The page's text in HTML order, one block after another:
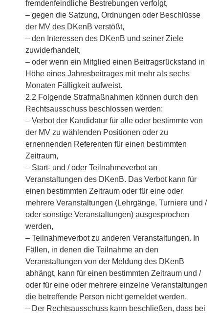
fremdenfeindliche Bestrebungen verfolgt,
– gegen die Satzung, Ordnungen oder Beschlüsse
der MV des DKenB verstößt,
– den Interessen des DKenB und seiner Ziele
zuwiderhandelt,
– oder wenn ein Mitglied einen Beitragsrückstand in
Höhe eines Jahresbeitrages mit mehr als sechs
Monaten Fälligkeit aufweist.
2.2 Folgende Strafmaßnahmen können durch den
Rechtsausschuss beschlossen werden:
– Verbot der Kandidatur für alle oder bestimmte von
der MV zu wählenden Positionen oder zu
ernennenden Referenten für einen bestimmten
Zeitraum,
– Start- und / oder Teilnahmeverbot an
Veranstaltungen des DKenB. Das Verbot kann für
einen bestimmten Zeitraum oder für eine oder
mehrere Veranstaltungen (Lehrgänge, Turniere und /
oder sonstige Veranstaltungen) ausgesprochen
werden,
– Teilnahmeverbot zu anderen Veranstaltungen. In
Fällen, in denen die Teilnahme an den
Veranstaltungen von der Meldung des DKenB
abhängt, kann für einen bestimmten Zeitraum und /
oder für eine oder mehrere einzelne Veranstaltungen
die betreffende Person nicht gemeldet werden,
– Der Rechtsausschuss kann beschließen, dass bei